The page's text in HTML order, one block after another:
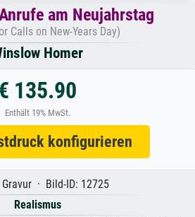
am Neujahrstag
Calls on New-Years Day)
Homer
135.90
Enthält 19% MwSt.
konfigurieren
· Bild-ID: 12725
Realismus